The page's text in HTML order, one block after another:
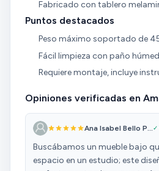
Fabricado con tablero
Puntos destacados
Peso máximo soportado de
Fácil limpieza con paño
Requiere montaje, incluye
Opiniones verificadas en
Ana Isabel Bello P... ✓
Buscábamos un mueble bajo
espacio en un estudio; este